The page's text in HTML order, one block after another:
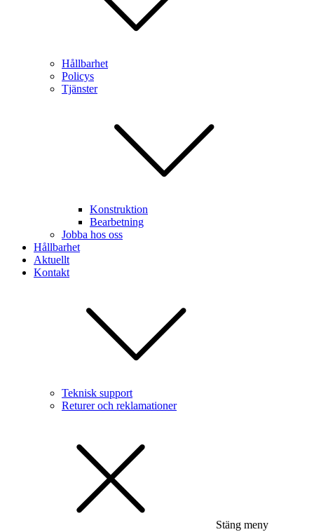
Hållbarhet
Policys
Tjänster
Konstruktion
Bearbetning
Jobba hos oss
Hållbarhet
Aktuellt
Kontakt
Teknisk support
Returer och reklamationer
Stäng meny